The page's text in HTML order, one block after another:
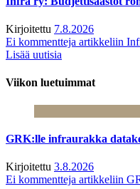
Kirjoitettu 7.8.2026
Ei kommentteja artikkeliin
Lisää uutisia
Viikon luetuimmat
GRK:lle infraurakka
Kirjoitettu 3.8.2026
Ei kommentteja artikkeliin